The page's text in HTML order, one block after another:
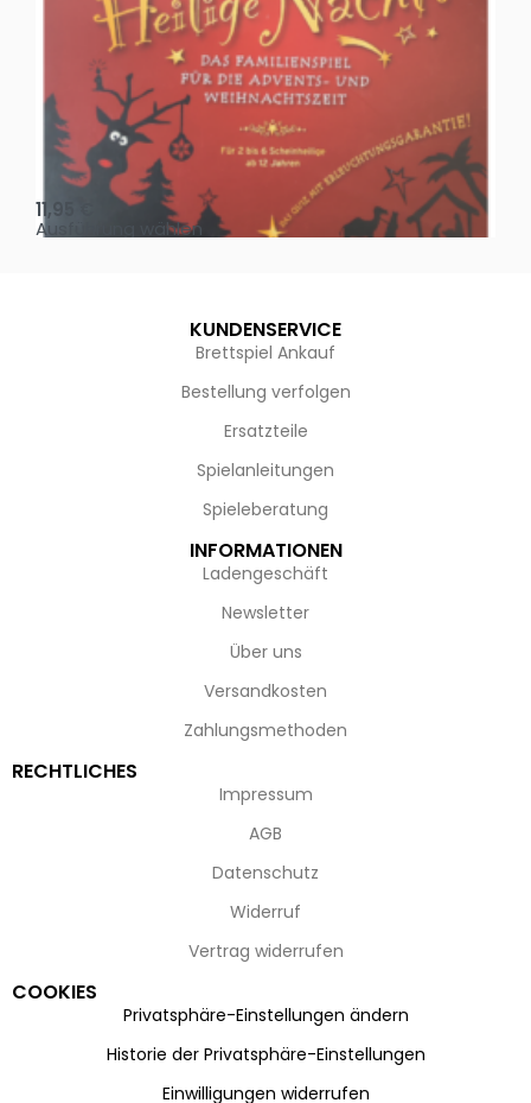
Oh, heilige Nacht!
11,95
Ausführung wählen
KUNDENSERVICE
Brettspiel Ankauf
Bestellung verfolgen
Ersatzteile
Spielanleitungen
Spieleberatung
INFORMATIONEN
Ladengeschäft
Newsletter
Über uns
Versandkosten
Zahlungsmethoden
RECHTLICHES
Impressum
AGB
Datenschutz
Widerruf
Vertrag widerrufen
COOKIES
Privatsphäre-Einstellungen ändern
Historie der Privatsphäre-Einstellungen
Einwilligungen widerrufen